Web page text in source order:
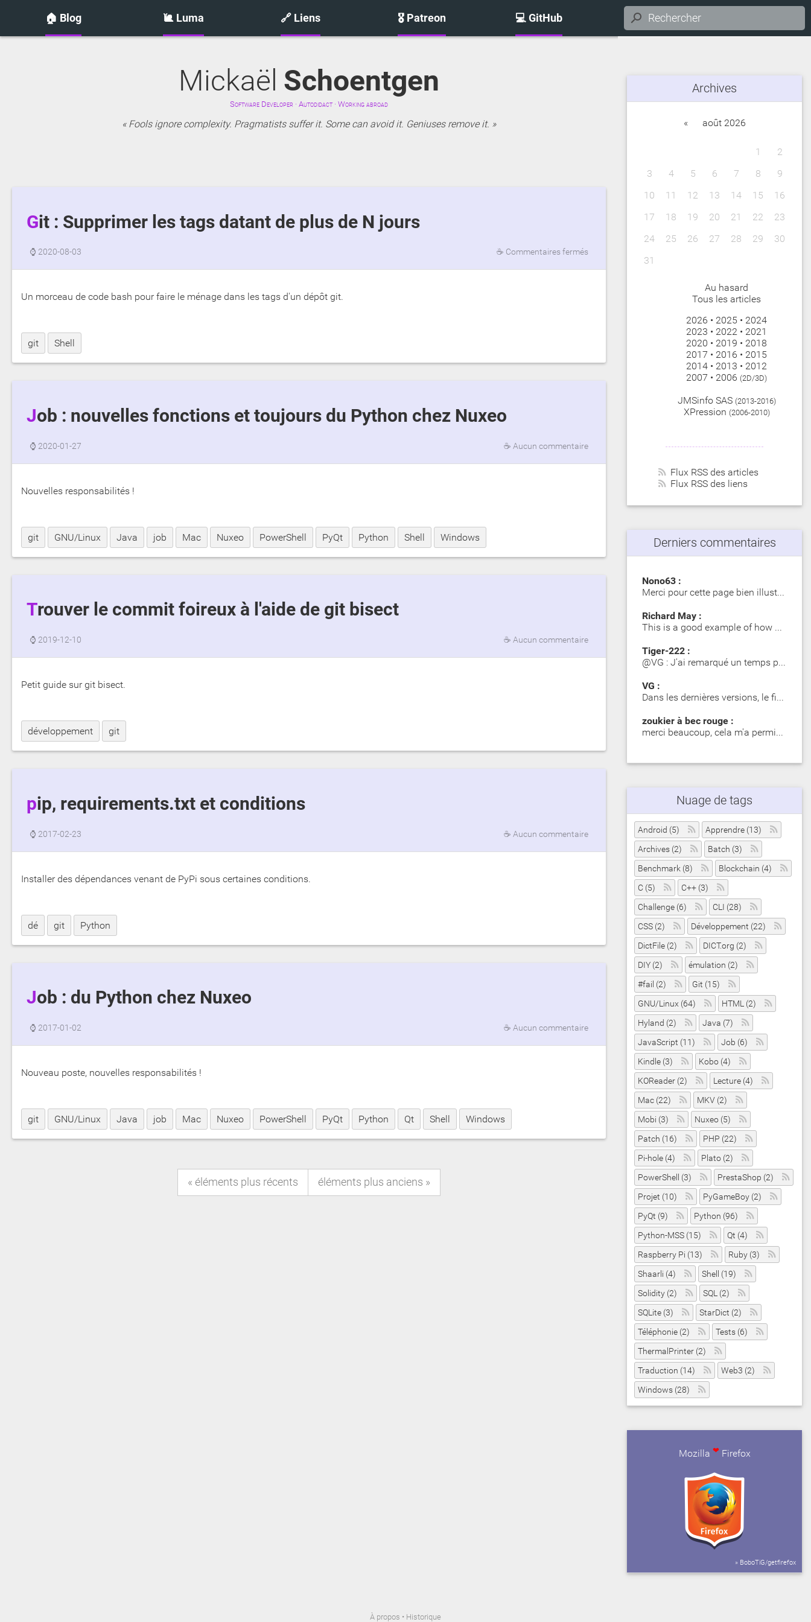
🏠 Blog 🐌 Luma 🔗 Liens 🎖️ Patreon 💻 GitHub
Archives
« août 2026
1
2
3
4 5 6 7 8
9
10
11 12 13 14 15
16
17
18 19 20 21 22
23
24
25 26 27 28 29
30
31
Au hasard
Tous les articles
2026 • 2025 • 2024
2023 • 2022 • 2021
2020 • 2019 • 2018
2017 • 2016 • 2015
2014 • 2013 • 2012
2007 • 2006 (2D/3D)
JMSinfo SAS (2013-2016)
XPression (2006-2010)
Flux RSS des articles
Flux RSS des liens
Derniers commentaires
Nono63 :
Merci pour cette page bien illustrée. Les Girelle Paon obs…
Richard May :
This is a good example of how SIP significantly impacts dy…
Tiger-222 :
@VG : J'ai remarqué un temps plus long lors du premier mot…
VG :
Dans les dernières versions, le fichier zip contient des d…
zoukier à bec rouge :
merci beaucoup, cela m'a permis d'identifier des poisson o…
Nuage de tags
Android (5)
Apprendre (13)
Archives (2)
Batch (3)
Benchmark (8)
Blockchain (4)
C (5)
C++ (3)
Challenge (6)
CLI (28)
CSS (2)
Développement (22)
DictFile (2)
DICT.org (2)
DIY (2)
émulation (2)
#fail (2)
Git (15)
GNU/Linux (64)
HTML (2)
Hyland (2)
Java (7)
JavaScript (11)
Job (6)
Kindle (3)
Kobo (4)
KOReader (2)
Lecture (4)
Mac (22)
MKV (2)
Mobi (3)
Nuxeo (5)
Patch (16)
PHP (22)
Pi-hole (4)
Plato (2)
PowerShell (3)
PrestaShop (2)
Projet (10)
PyGameBoy (2)
PyQt (9)
Python (96)
Python-MSS (15)
Qt (4)
Raspberry Pi (13)
Ruby (3)
Shaarli (4)
Shell (19)
Solidity (2)
SQL (2)
SQLite (3)
StarDict (2)
Téléphonie (2)
Tests (6)
ThermalPrinter (2)
Traduction (14)
Web3 (2)
Windows (28)
Mozilla ❤ Firefox
» BoboTiG/getfirefox
Mickaël Schoentgen
Software Developer · Autodidact · Working abroad
Fools ignore complexity. Pragmatists suffer it. Some can avoid it. Geniuses remove it.
Git : Supprimer les tags datant de plus de N jours
☕ Commentaires fermés
⌚ 2020-08-03
Un morceau de code bash pour faire le ménage dans les tags d'un dépôt git.
git Shell
Job : nouvelles fonctions et toujours du Python chez Nuxeo
☕Aucun commentaire
⌚ 2020-01-27
Nouvelles responsabilités !
git GNU/Linux Java job Mac Nuxeo PowerShell PyQt Python Shell Windows
Trouver le commit foireux à l'aide de git bisect
☕Aucun commentaire
⌚ 2019-12-10
Petit guide sur git bisect.
développement git
pip, requirements.txt et conditions
☕Aucun commentaire
⌚ 2017-02-23
Installer des dépendances venant de PyPi sous certaines conditions.
dé git Python
Job : du Python chez Nuxeo
☕Aucun commentaire
⌚ 2017-01-02
Nouveau poste, nouvelles responsabilités !
git GNU/Linux Java job Mac Nuxeo PowerShell PyQt Python Qt Shell Windows
éléments plus récents éléments plus anciens
À propos • Historique